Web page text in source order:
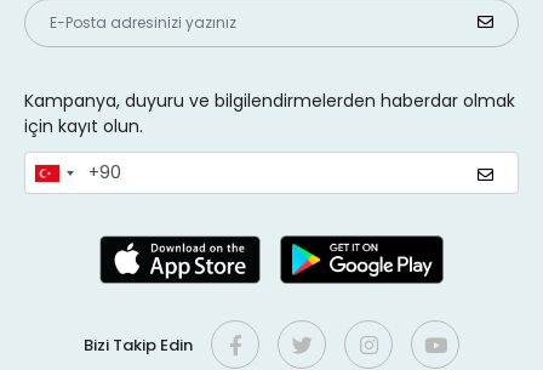
Kampanya, duyuru ve bilgilendirmelerden haberdar olmak
için kayıt olun.
Bizi Takip Edin